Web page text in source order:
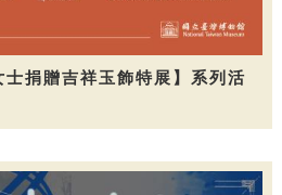
捐贈吉祥玉飾特展】系列活